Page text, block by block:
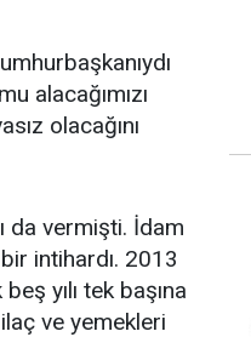
alacağımızı
olacağını
da vermişti. İdam
intihardı. 2013
yılı tek başına
ve yemekleri